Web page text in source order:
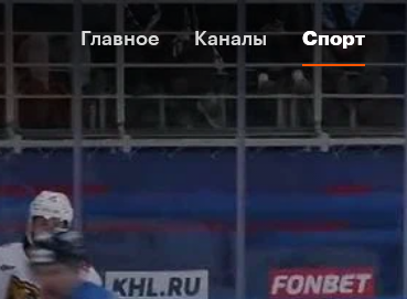
Главное Каналы Спорт
Главное Каналы Спорт